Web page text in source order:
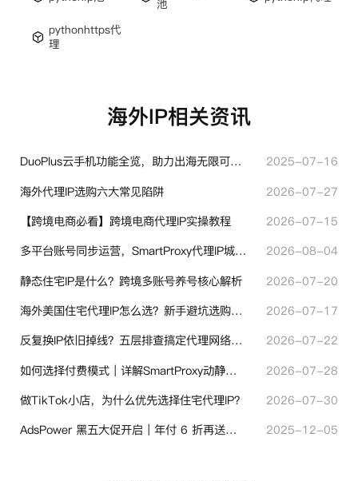
池
pythonhttps代
理
海外IP相关资讯
DuoPlus云手机功能全览，助力出海无限可能！
2025-07-16
海外代理IP选购六大常见陷阱
2026-07-27
【跨境电商必看】跨境电商代理IP实操教程
2026-07-15
多平台账号同步运营，SmartProxy代理IP城市定位功能有哪些实用价值
2026-08-04
静态住宅IP是什么？跨境多账号养号核心解析
2026-07-20
海外美国住宅代理IP怎么选？新手避坑选购指南
2026-07-17
反复换IP依旧掉线？五层排查搞定代理网络异常
2026-07-22
如何选择付费模式｜详解SmartProxy动静态计费体系
2026-07-28
做TikTok小店，为什么优先选择住宅代理IP？
2026-07-30
AdsPower 黑五大促开启｜年付 6 折再送半年＋豪礼抽奖
2025-12-05